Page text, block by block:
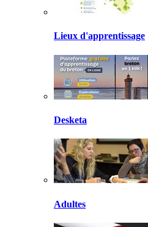
Lieux d'apprentissage
Desketa
Adultes